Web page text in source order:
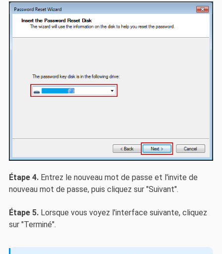
Étape 4.Entrez le nouveau mot de passe et l'invite de
nouveau mot de passe, puis cliquez sur "Suivant".
Étape 5.Lorsque vous voyez l'interface suivante, cliquez
sur "Terminé".